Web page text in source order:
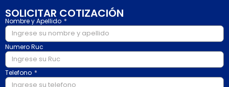
SOLICITAR COTIZACIÓN
Nombre y Apellido
Numero Ruc
Telefono